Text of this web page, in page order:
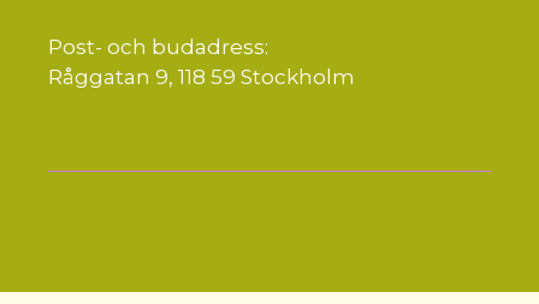
Post- och budadress:
Råggatan 9, 118 59 Stockholm